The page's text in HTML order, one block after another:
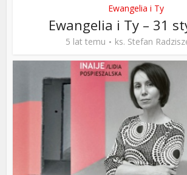
Ewangelia i Ty
Ewangelia i Ty – 31
5 lat temu ks. Stefan